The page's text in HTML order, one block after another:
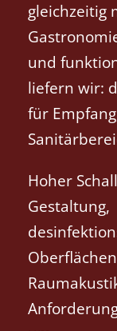
gleichzeitig
und
liefern wir:
für
Hoher
Gestaltung,